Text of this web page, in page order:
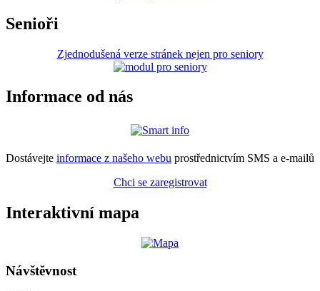
Senioři
Zjednodušená verze stránek nejen pro seniory
Informace od nás
Dostávejte informace z našeho webu prostřednictvím SMS a e-mailů
Chci se zaregistrovat
Interaktivní mapa
Návštěvnost